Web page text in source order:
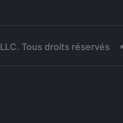
Tous droits réservés •